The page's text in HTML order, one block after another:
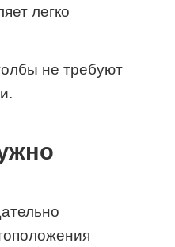
легко
не требуют